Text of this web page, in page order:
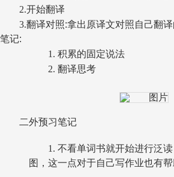
2.开始翻译
3.翻译对照:拿出原译文对照自己翻
笔记:
1. 积累的固定说法
2. 翻译思考
二外预习笔记
1. 不看单词书就开始进行泛
图，这一点对于自己写作业也有帮